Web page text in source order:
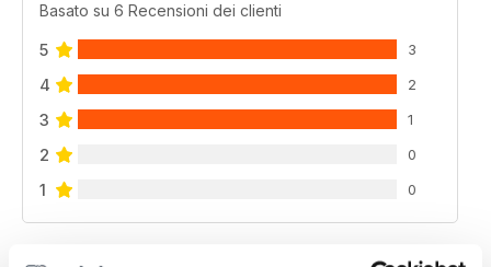
Basato su 6 Recensioni dei clienti
5 3
4 2
3 1
2 0
1 0